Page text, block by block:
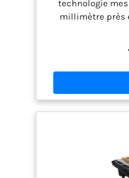
technologie
millimètre près
cuisson en
INDICATEUR
l’indicateur vous
cuisson
facilement les
grâce au code
automatiques
votre part avec